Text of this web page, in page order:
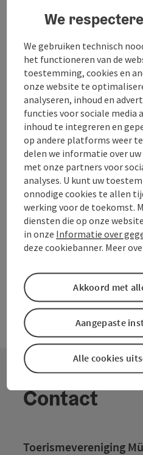
Toegankelijkheid
Bijdrage aankruisen
Naar favorieten
PDF aanmaken
powered byTOURDATA
Contact
Toerismevereniging
We
We gebruiken technisch
het functioneren van de
toestemming, cookies en
onze website te
analyseren, inhoud en
functies voor sociale media
inhoud te integreren en
op andere platforms weer
delen we informatie over
met onze partners voor
analyses. U kunt uw
onnodige cookies te allen
werking voor de toekomst.
diensten die op onze
in onze Informatie over
deze cookiebanner. Meer
Alle cookies
Aangepaste
Akkoord met